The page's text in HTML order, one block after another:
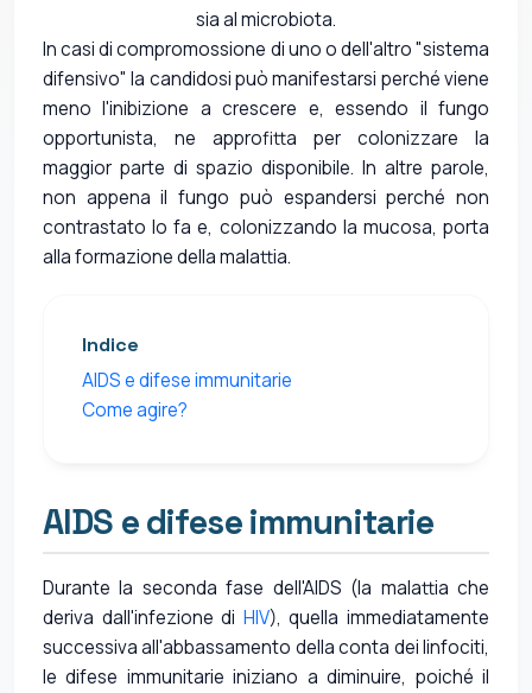
sia al microbiota.
In casi di compromossione di uno o dell'altro "sistema
difensivo" la candidosi può manifestarsi perché viene
meno l'inibizione a crescere e, essendo il fungo
opportunista, ne approfitta per colonizzare la
maggior parte di spazio disponibile. In altre parole,
non appena il fungo può espandersi perché non
contrastato lo fa e, colonizzando la mucosa, porta
alla formazione della malattia.
Indice
AIDS e difese immunitarie
Come agire?
AIDS e difese immunitarie
Durante la seconda fase dell'AIDS (la malattia che
deriva dall'infezione di HIV), quella immediatamente
successiva all'abbassamento della conta dei linfociti,
le difese immunitarie iniziano a diminuire, poiché il